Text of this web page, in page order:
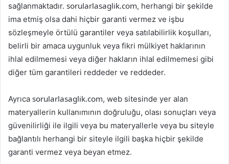
sağlanmaktadır. sorularlasaglik.com, herhangi bir şekilde
ima etmiş olsa dahi hiçbir garanti vermez ve işbu
sözleşmeyle örtülü garantiler veya satılabilirlik koşulları,
belirli bir amaca uygunluk veya fikri mülkiyet haklarının
ihlal edilmemesi veya diğer hakların ihlal edilmemesi gibi
diğer tüm garantileri reddeder ve reddeder.
Ayrıca sorularlasaglik.com, web sitesinde yer alan
materyallerin kullanımının doğruluğu, olası sonuçları veya
güvenilirliği ile ilgili veya bu materyallerle veya bu siteyle
bağlantılı herhangi bir siteyle ilgili başka hiçbir şekilde
garanti vermez veya beyan etmez.